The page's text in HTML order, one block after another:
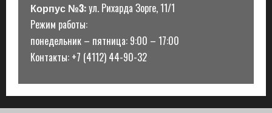
Корпус №3:ул. Рихарда Зорге, 11/1
Режим работы:
понедельник – пятница: 9:00 – 17:00
Контакты: +7 (4112) 44-90-32